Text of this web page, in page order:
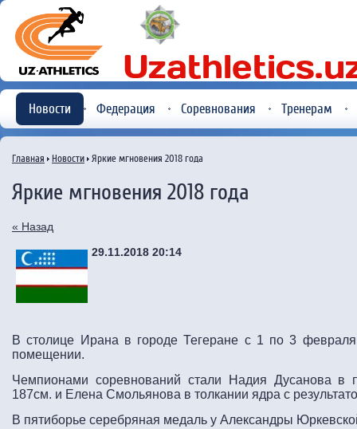
Новости Федерация Соревнования Тренерам
Главная Новости Яркие мгновения 2018 года
Яркие мгновения 2018 года
« Назад
29.11.2018 20:14
В столице Ирана в городе Тегеране с 1 по 3
помещении.
Чемпионами соревнований стали Надия Дусанова в
187см. и Елена Смольянова в толкании ядра с
В пятиборье серебряная медаль у Александры